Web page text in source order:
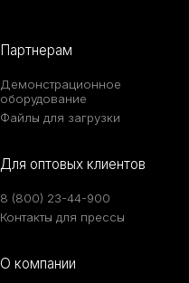
Партнерам
Демонстрационное
оборудование
Файлы для загрузки
Для оптовых клиентов
8 (800) 23-44-900
Контакты для прессы
О компании